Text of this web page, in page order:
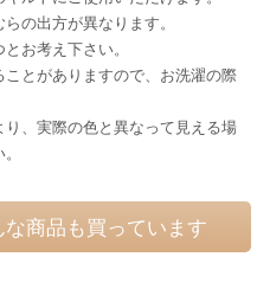
の出方が異なります。
お考え下さい。
とがありますので、お洗濯の際
、実際の色と異なって見える場
商品も買っています